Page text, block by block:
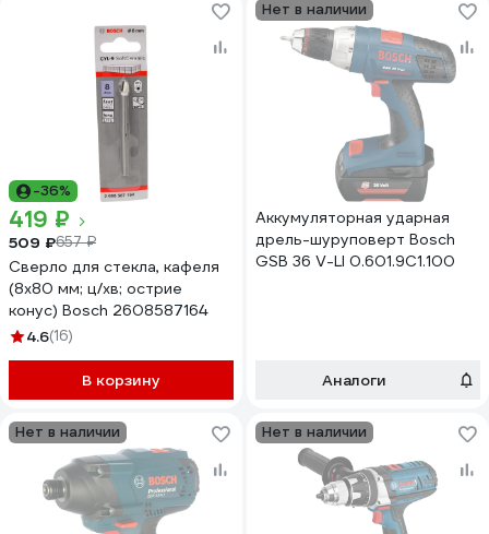
-36%
419 ₽
509 ₽657 ₽
Сверло для стекла, кафеля
(8x80 мм; ц/хв; острие
конус) Bosch 2608587164
4.6(16)
В корзину
Нет в наличии
Аккумуляторная ударная
дрель-шуруповерт Bosch
GSB 36 V-LI 0.601.9C1.100
Аналоги
Нет в наличии Нет в наличии